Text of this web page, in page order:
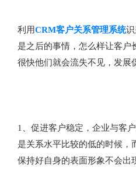
利用CRM客户关系管理系统
是之后的事情，怎么样让客户
很快他们就会流失不见，发展
1、促进客户稳定，企业与客
是关系水平比较的低的时候，
保持好自身的表面形象不会出